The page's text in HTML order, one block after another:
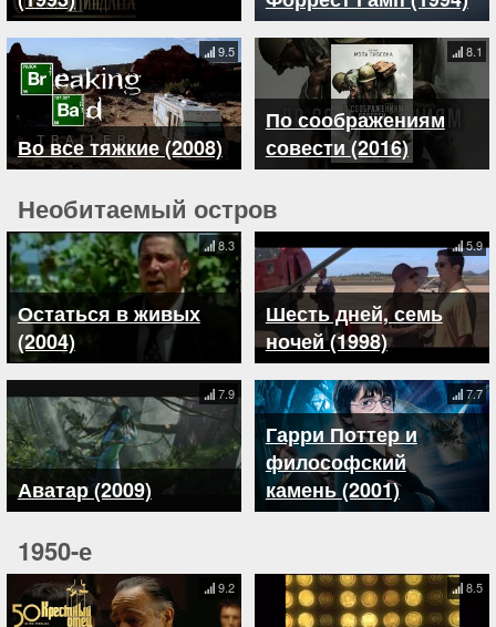
Во все тяжкие (2008)
9.5
По соображениям
совести (2016)
8.1
Необитаемый остров
Остаться в живых
(2004)
8.3
Шесть дней, семь
ночей (1998)
5.9
Аватар (2009)
7.9
Гарри Поттер и
философский
камень (2001)
7.7
1950-е
9.2 8.5